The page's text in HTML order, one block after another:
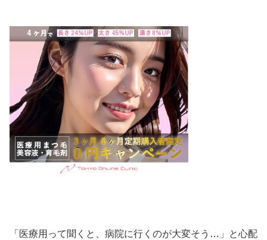
「医療用って聞くと、病院に行くのが大変そう…」と心配